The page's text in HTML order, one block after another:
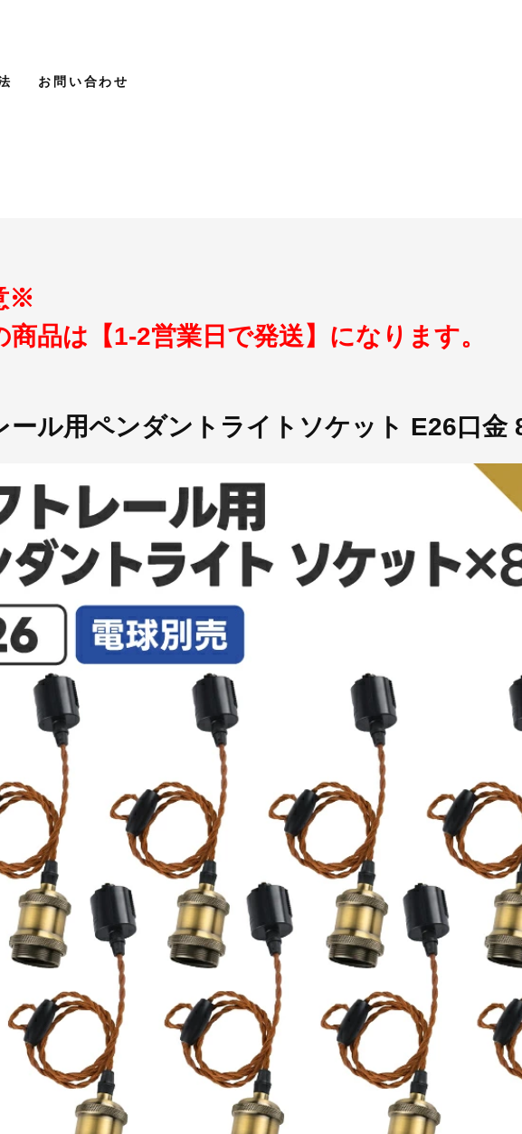
お問い合わせ
※
商品は【1-2営業日で発送】になります。
ール用ペンダントライトソケット E26口金